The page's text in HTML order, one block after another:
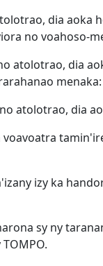
dia
no voahoso-
atolotrao, dia
atolotrao, dia
izy ka
sy ny